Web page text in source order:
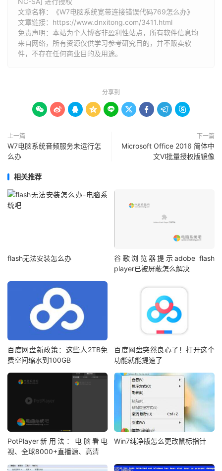
文章名称：《W7电脑系统宽带连接错误代码769怎么办》
文章链接： https://www.dnxitong.com/3411.html
免责声明：本站为个人博客非盈利性站点，所有软件信息均
来自网络，所有资源仅供学习参考研究目的，并不贩卖软
件，不存在任何商业目的及用途。
分享到
        
上一篇
W7电脑系统音频服务未运行怎
么办
下一篇
Microsoft Office 2016 简体中
文Vl批量授权版镜像
相关推荐
flash无法安装怎么办
谷歌浏览器提示adobe flash
player已被屏蔽怎么解决
百度网盘新政策：这些人2TB免
费空间缩水到100GB
百度网盘突然良心了！打开这个
功能就能提速了
PotPlayer新用法：电脑看电
视、全球8000+直播源、高清
Win7纯净版怎么更改鼠标指针